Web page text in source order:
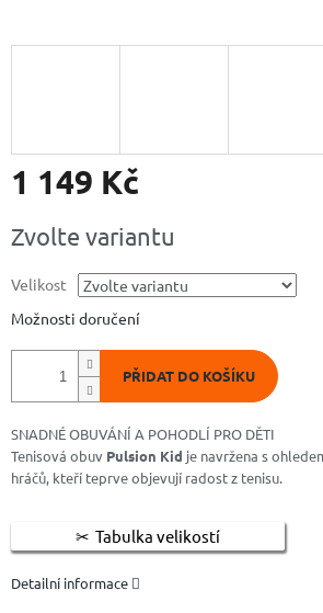
1 149 Kč
cena:
Zvolte variantu
Velikost
Možnosti doručení
PŘIDAT DO KOŠÍKU
SNADNÉ OBUVÁNÍ A POHODLÍ PRO DĚTI
Tenisová obuv Pulsion Kid je navržena s
hráčů, kteří teprve objevují radost z tenisu.
Tabulka velikostí
Detailní informace